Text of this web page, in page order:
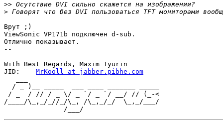
>>
>
Врут ;)
ViewSonic VP171b подключен d-sub.
Отлично показывает.
--
With Best Regards, Maxim Tyurin
MrKooll at jabber.pibhe.com
  / _ )__ _____  ___ ____ _______ _____
/ _  / // / _ \/ _ `/ _ `/ __/ // (_-<
/____/\_,_/_//_/\_, /\_,_/_/  \_,_/___/